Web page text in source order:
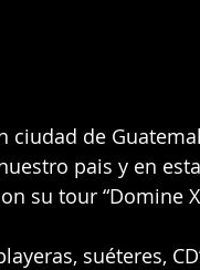
ciudad de
pais y en esta
su tour “Domine
suéteres,